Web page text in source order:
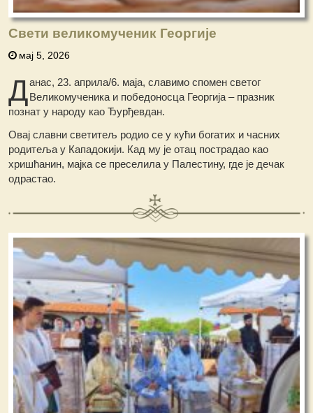
Свети великомученик Георгије
мај 5, 2026
Данас, 23. априла/6. маја, славимо спомен светог
Великомученика и победоносца Георгија – празник
познат у народу као Ђурђевдан.
Овај славни светитељ родио се у кући богатих и часних
родитеља у Кападокији. Кад му је отац пострадао као
хришћанин, мајка се преселила у Палестину, где је дечак
одрастао.